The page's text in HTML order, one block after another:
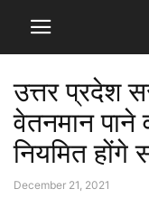
उत्तर प्रदेश
वेतनमान पाने
नियमित होंगे
December 21, 2021